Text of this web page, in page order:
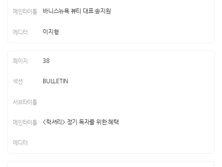
바니스뉴욕 뷰티 대표 송지원
이지형
38
BULLETIN
<럭셔리> 정기 독자를 위한 혜택